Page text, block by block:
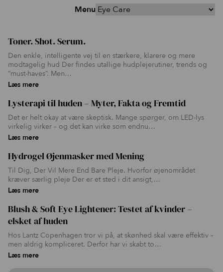
Menu
Toner. Shot. Serum.
Den enkle, intelligente vej til en stærkere, klarere og mere
modtagelig hud Der findes utallige hudplejerutiner, trends og
“must-haves”. Men…
Læs mere
05 okt 2025
Lysterapi til huden – Myter, Fakta og Fremtid
Det er helt okay at være skeptisk. Mange spørger, om LED-lys
virkelig virker – og det kan virke som endnu…
Læs mere
Hydrogel Øjenmasker med Mening
Til Dig, Der Vil Mere End Bare Pleje. Hvorfor øjenområdet
kræver særlig pleje Der er et sted i dit ansigt,…
Læs mere
30 maj 2025
Blush & Soft Eye Lightener: Testet af kvinder –
elsket af huden
Hos Lantz Copenhagen tror vi på, at skønhed skal være effektiv –
men aldrig kompliceret. Derfor har vi skabt to…
Læs mere